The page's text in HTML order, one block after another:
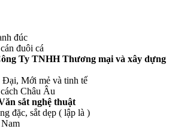
đúc
đuôi cá
Ty TNHH Thương mại và xây dựng
Mới mẻ và tinh tế
Châu Âu
sắt nghệ thuật
đặc, sắt dẹp ( lập là )